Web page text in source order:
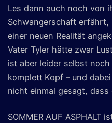
Les dann auch noch von
Schwangerschaft
einer neuen Realität
Vater Tyler hätte zwar
ist aber leider selbst noch
komplett Kopf – und
nicht einmal gesagt,
SOMMER AUF ASPHALT